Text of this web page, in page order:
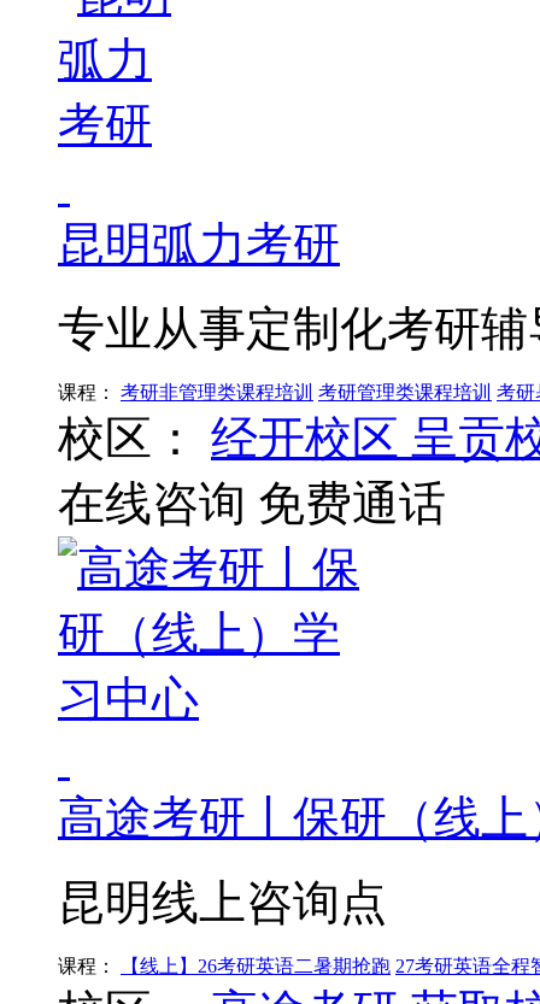
昆明弧力考研
专业从事定制化考研辅
课程： 考研非管理类课程培训 考研管理类课程培训 考研
校区： 经开校区 呈贡
在线咨询 免费通话
高途考研丨保研（线
昆明线上咨询点
课程： 【线上】26考研英语二暑期抢跑 27考研英语全程